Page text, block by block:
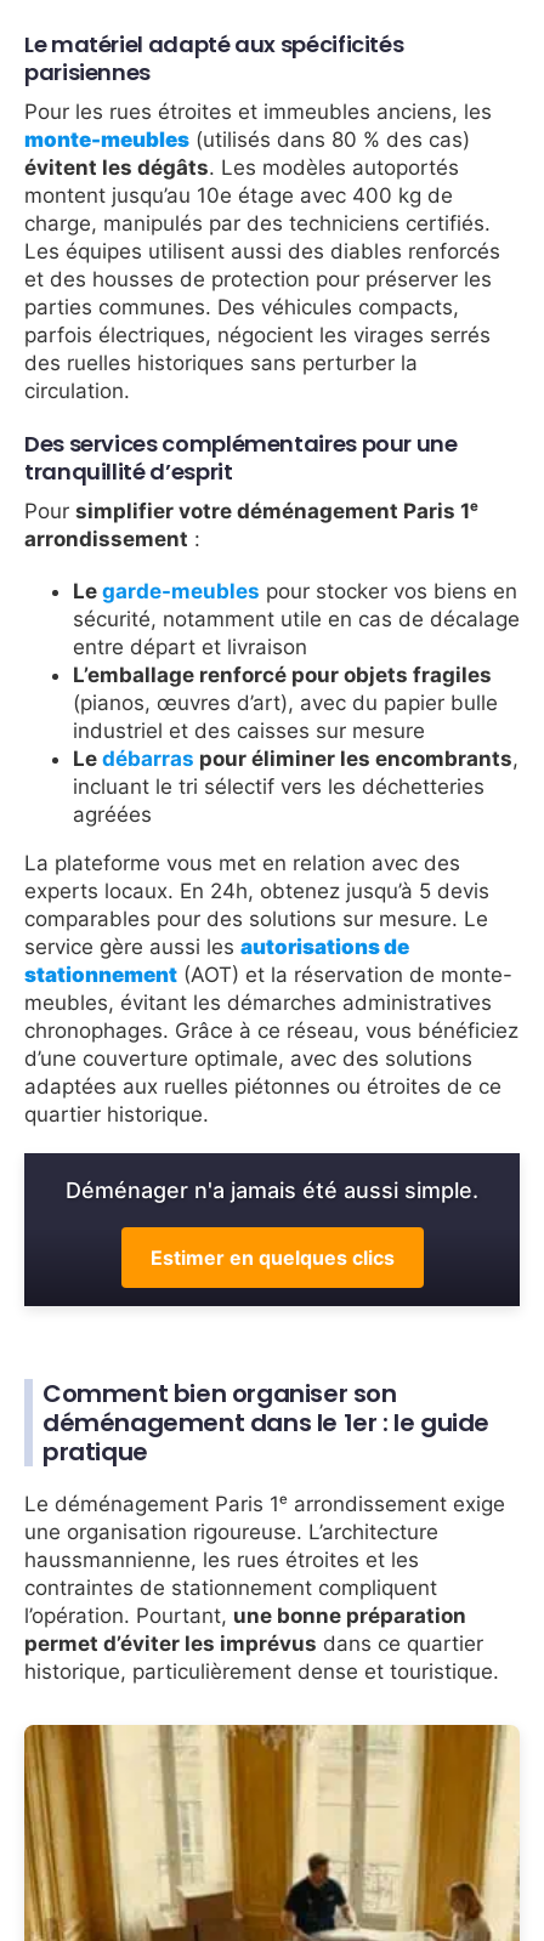
Le matériel adapté aux spécificités
parisiennes
Pour les rues étroites et immeubles anciens, les
monte-meubles (utilisés dans 80 % des cas)
évitent les dégâts. Les modèles autoportés
montent jusqu’au 10e étage avec 400 kg de
charge, manipulés par des techniciens certifiés.
Les équipes utilisent aussi des diables renforcés
et des housses de protection pour préserver les
parties communes. Des véhicules compacts,
parfois électriques, négocient les virages serrés
des ruelles historiques sans perturber la
circulation.
Des services complémentaires pour une
tranquillité d’esprit
Pour simplifier votre déménagement Paris 1ᵉ
arrondissement :
Le garde-meubles pour stocker vos biens en
sécurité, notamment utile en cas de décalage
entre départ et livraison
L’emballage renforcé pour objets fragiles
(pianos, œuvres d’art), avec du papier bulle
industriel et des caisses sur mesure
Le débarras pour éliminer les encombrants,
incluant le tri sélectif vers les déchetteries
agréées
La plateforme vous met en relation avec des
experts locaux. En 24h, obtenez jusqu’à 5 devis
comparables pour des solutions sur mesure. Le
service gère aussi les autorisations de
stationnement (AOT) et la réservation de monte-
meubles, évitant les démarches administratives
chronophages. Grâce à ce réseau, vous bénéficiez
d’une couverture optimale, avec des solutions
adaptées aux ruelles piétonnes ou étroites de ce
quartier historique.
Déménager n'a jamais été aussi simple.
Estimer en quelques clics
Comment bien organiser son
déménagement dans le 1er : le guide
pratique
Le déménagement Paris 1ᵉ arrondissement exige
une organisation rigoureuse. L’architecture
haussmannienne, les rues étroites et les
contraintes de stationnement compliquent
l’opération. Pourtant, une bonne préparation
permet d’éviter les imprévus dans ce quartier
historique, particulièrement dense et touristique.